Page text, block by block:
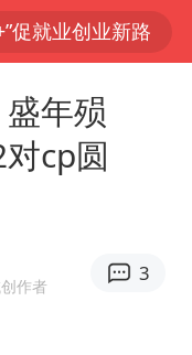
被泰航拒载中国乘客：免费改签没兑现
公开道歉
因凡蒂诺
《Monica》填词人黎彼得去世
盛年殒
cp圆
作者
3